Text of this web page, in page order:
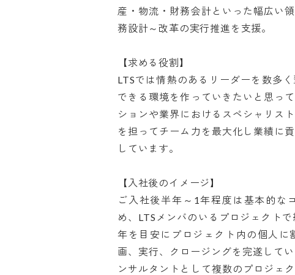
産・物流・財務会計といった幅広い
務設計～改革の実行推進を支援。
【求める役割】
LTSでは情熱のあるリーダーを数多
できる環境を作っていきたいと思っ
ションや業界におけるスペシャリス
を担ってチーム力を最大化し業績に
しています。
【入社後のイメージ】
ご入社後半年～1年程度は基本的な
め、LTSメンバのいるプロジェクト
年を目安にプロジェクト内の個人
画、実行、クロージングを完遂して
ンサルタントとして複数のプロジェ